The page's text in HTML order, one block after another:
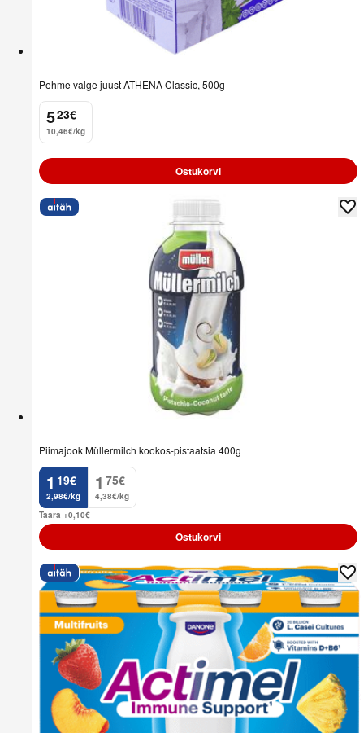
Pehme valge juust ATHENA Classic, 500g
5
. 23€
10,46€/kg
Ostukorvi
Piimajook Müllermilch kookos-pistaatsia 400g
1
. 19€
2,98€/kg
1
. 75€
4,38€/kg
Taara +0,10€
Ostukorvi